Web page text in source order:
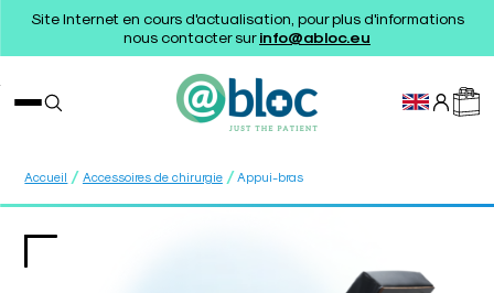
Site Internet en cours d'actualisation, pour plus d'informations
nous contacter surinfo@abloc.eu
Accueil / Accessoires de chirurgie / Appui-bras